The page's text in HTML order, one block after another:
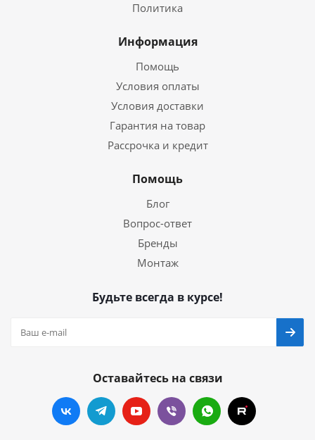
Политика
Информация
Помощь
Условия оплаты
Условия доставки
Гарантия на товар
Рассрочка и кредит
Помощь
Блог
Вопрос-ответ
Бренды
Монтаж
Будьте всегда в курсе!
Оставайтесь на связи